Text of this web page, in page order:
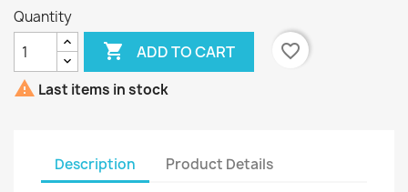
Quantity
 ADD TO CART
favorite_border
 Last items in stock
Description Product Details